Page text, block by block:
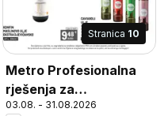
Stranica 10
Metro Profesionalna
rješenja za
ugostiteljstvo
03.08. - 31.08.2026